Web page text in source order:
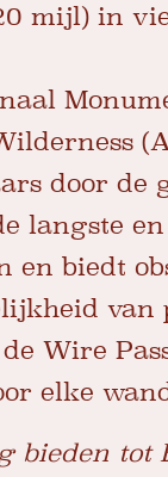
mijl) in
door de
langste
biedt
van
Wire
elke
bieden tot